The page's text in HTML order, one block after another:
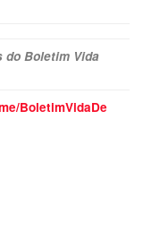
do Boletim Vida
BoletimVidaDe